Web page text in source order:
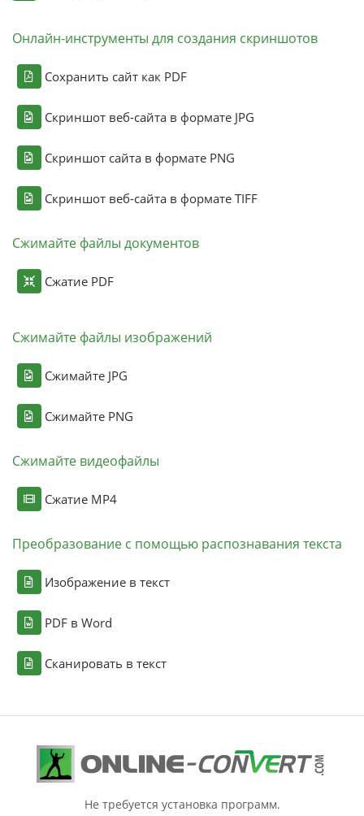
Онлайн-инструменты для создания скриншотов
Сохранить сайт как PDF
Скриншот веб-сайта в формате JPG
Скриншот сайта в формате PNG
Скриншот веб-сайта в формате TIFF
Сжимайте файлы документов
Сжатие PDF
Сжимайте файлы изображений
Сжимайте JPG
Сжимайте PNG
Сжимайте видеофайлы
Сжатие MP4
Преобразование с помощью распознавания текста
Изображение в текст
PDF в Word
Сканировать в текст
Не требуется установка программ.